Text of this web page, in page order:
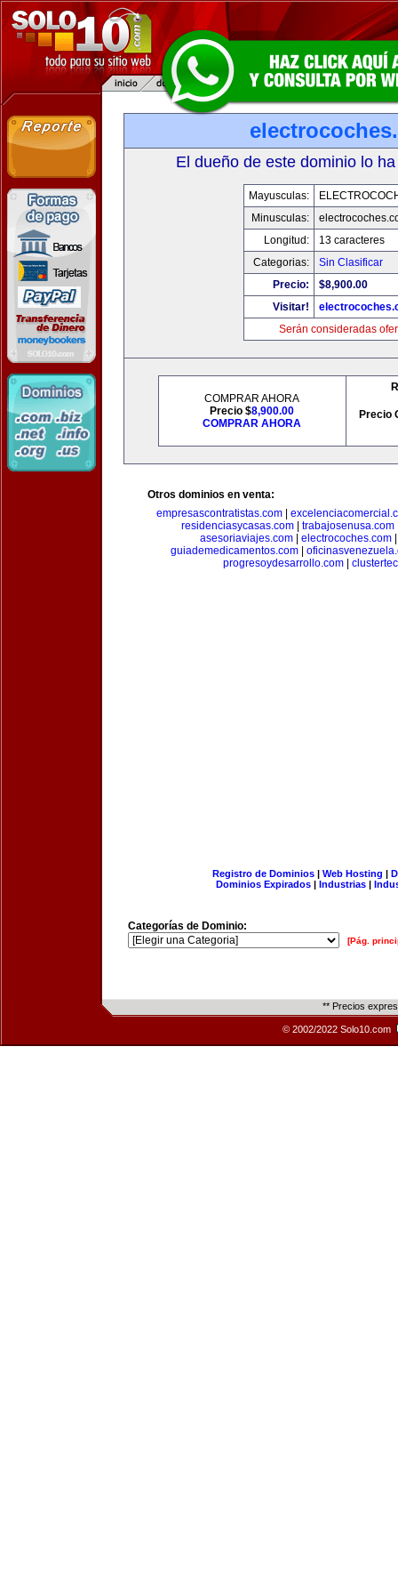
El dueño de este dominio lo
Mayusculas:
Minusculas:
Longitud:
13 caracteres
Categorias:
Sin Clasificar
Precio:
$8,900.00
Visitar!
Serán consideradas
COMPRAR AHORA
Precio $8,900.00
COMPRAR AHORA
Precio
Otros dominios en venta:
empresascontratistas.com
residenciasycasas.com| trabajosenusa.com
asesoriaviajes.com| electrocoches.com
guiademedicamentos.com|
progresoydesarrollo.com
Registro de Dominios| Web Hosting |
Dominios Expirados | Industrias |
Categorías de Dominio:
[Pág.
** Precios
© 2002/2022 Solo10.com